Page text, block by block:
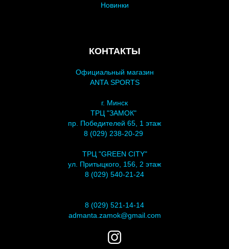
Новинки
КОНТАКТЫ
Официальный магазин
ANTA SPORTS
г. Минск
ТРЦ "ЗАМОК"
пр. Победителей 65, 1 этаж
8 (029) 238-20-29
ТРЦ "GREEN CITY"
ул. Притыцкого, 156, 2 этаж
8 (029) 540-21-24
8 (029) 521-14-14
admanta.zamok@gmail.com